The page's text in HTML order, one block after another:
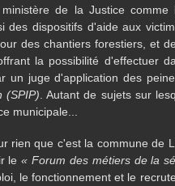
de la Justice
des dispositifs d'aide aux
des chantiers forestiers, et
la possibilité d'effectuer
un juge d'application des
(SPIP) . Autant de sujets sur
municipale...
rien que c'est la commune de
le« Forum des métiers de la
le fonctionnement et le